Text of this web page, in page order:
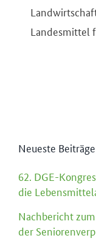
Landesmittel
Neueste Beiträge
62. DGE-
die
Nachbericht
der